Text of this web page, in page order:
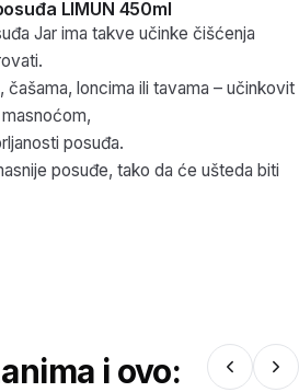
LIMUN 450ml
Jar ima takve učinke čišćenja
čašama, loncima ili tavama – učinkovit
posuđa.
posuđe, tako da će ušteda biti
i ovo: